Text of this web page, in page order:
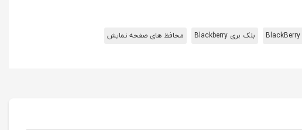
BlackBerry بلک بری Blackberry محافظ های صفحه نمایش